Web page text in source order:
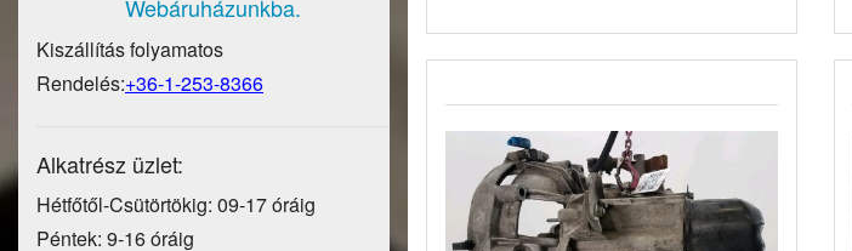
Webáruházunkba.
Kiszállítás folyamatos
Rendelés:+36-1-253-8366
Alkatrész üzlet:
Hétfőtől-Csütörtökig: 09-17 óráig
Péntek: 9-16 óráig